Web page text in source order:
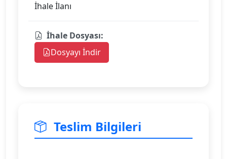
İhale İlanı
İhale Dosyası:
Dosyayı İndir
Teslim Bilgileri